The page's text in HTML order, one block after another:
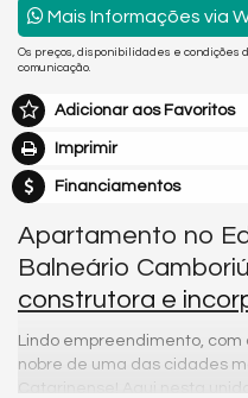
Mais Informações via
Os preços, disponibilidades e condições
comunicação.
Adicionar aos Favoritos
Imprimir
Financiamentos
Apartamento no
Balneário
construtora e
Lindo empreendimento,
nobre de uma das cidades
Catarinense! Aqui nesta